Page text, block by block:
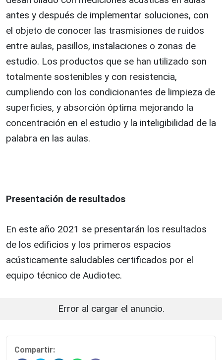
antes y después de implementar soluciones, con
el objeto de conocer las trasmisiones de ruidos
entre aulas, pasillos, instalaciones o zonas de
estudio. Los productos que se han utilizado son
totalmente sostenibles y con resistencia,
cumpliendo con los condicionantes de limpieza de
superficies, y absorción óptima mejorando la
concentración en el estudio y la inteligibilidad de la
palabra en las aulas.
Presentación de resultados
En este año 2021 se presentarán los resultados
de los edificios y los primeros espacios
acústicamente saludables certificados por el
equipo técnico de Audiotec.
Error al cargar el anuncio.
Compartir: